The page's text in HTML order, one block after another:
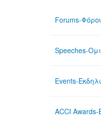
Forums-
Speeches-
Events-
ACCI